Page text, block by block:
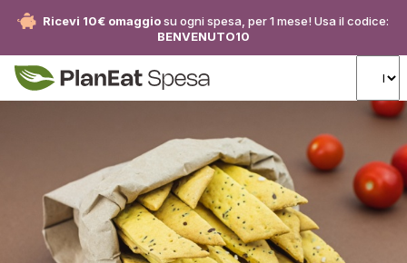
Ricevi 10€ omaggiosu ogni spesa, per 1 mese! Usa il codice:
BENVENUTO10